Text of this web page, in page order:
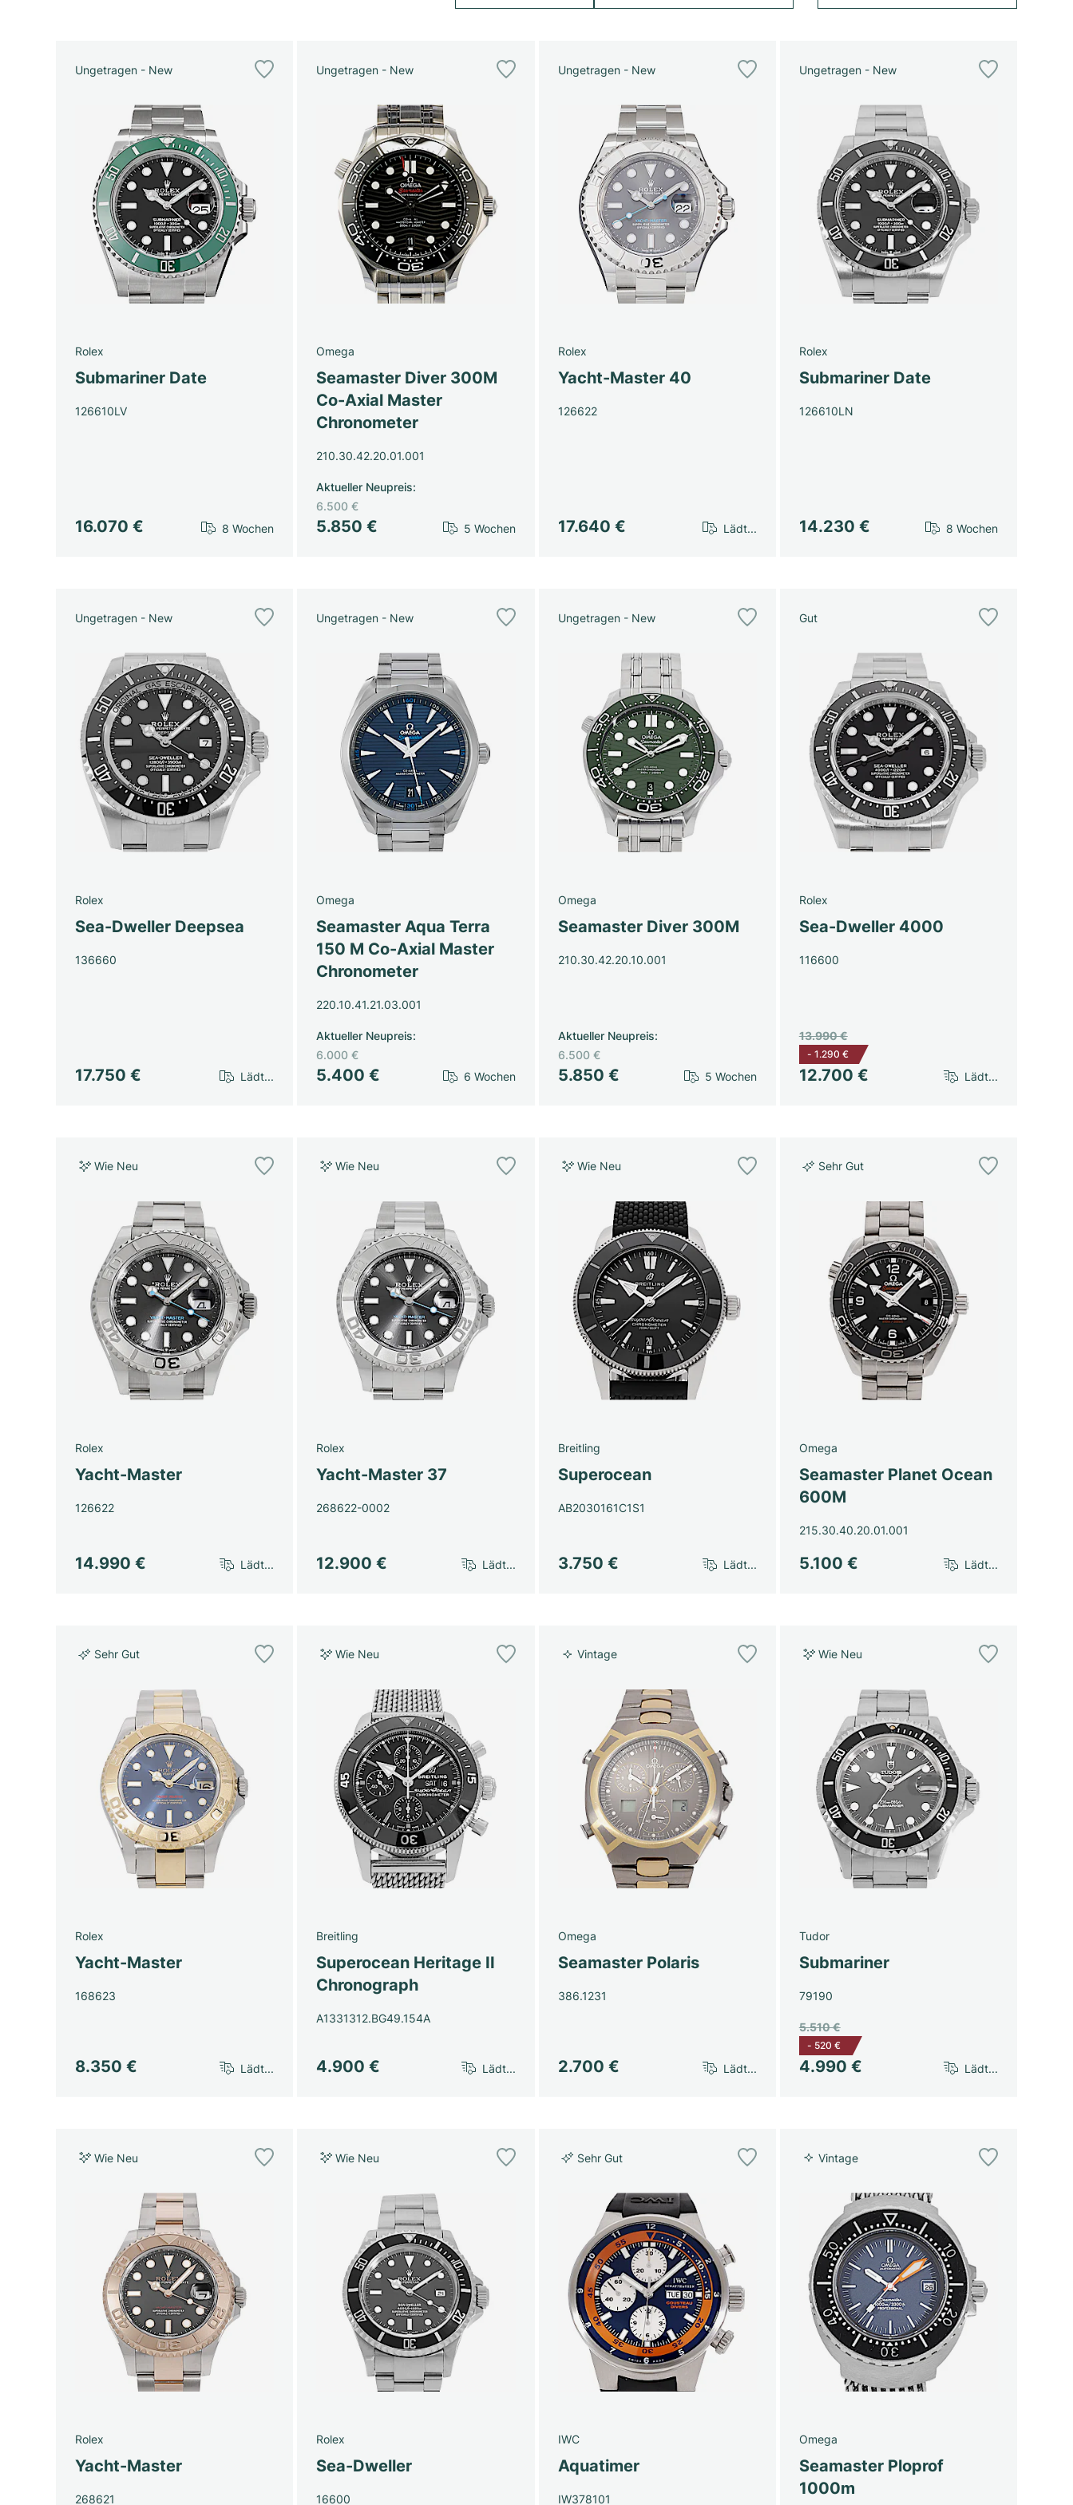
Ungetragen - New
Rolex
Submariner Date
126610LV
16.070 € 8 Wochen
Ungetragen - New
Omega
Seamaster Diver 300M
Co-Axial Master
Chronometer
210.30.42.20.01.001
5.850 €
Aktueller Neupreis:
6.500 €
5 Wochen
Ungetragen - New
Rolex
Yacht-Master 40
126622
17.640 € Lädt...
Ungetragen - New
Rolex
Submariner Date
126610LN
14.230 € 8 Wochen
Ungetragen - New
Rolex
Sea-Dweller Deepsea
136660
17.750 € Lädt...
Ungetragen - New
Omega
Seamaster Aqua Terra
150 M Co-Axial Master
Chronometer
220.10.41.21.03.001
5.400 €
Aktueller Neupreis:
6.000 €
6 Wochen
Ungetragen - New
Omega
Seamaster Diver 300M
210.30.42.20.10.001
5.850 €
Aktueller Neupreis:
6.500 €
5 Wochen
Gut
Rolex
Sea-Dweller 4000
116600
12.700 €
13.990 €
- 1.290 €
Lädt...
Wie Neu
Rolex
Yacht-Master
126622
14.990 € Lädt...
Wie Neu
Rolex
Yacht-Master 37
268622-0002
12.900 € Lädt...
Wie Neu
Breitling
Superocean
AB2030161C1S1
3.750 € Lädt...
Sehr Gut
Omega
Seamaster Planet Ocean
600M
215.30.40.20.01.001
5.100 € Lädt...
Sehr Gut
Rolex
Yacht-Master
168623
8.350 € Lädt...
Wie Neu
Breitling
Superocean Heritage II
Chronograph
A1331312.BG49.154A
4.900 € Lädt...
Vintage
Omega
Seamaster Polaris
386.1231
2.700 € Lädt...
Wie Neu
Tudor
Submariner
79190
4.990 €
5.510 €
- 520 €
Lädt...
Wie Neu
Rolex
Yacht-Master
268621
Wie Neu
Rolex
Sea-Dweller
16600
Sehr Gut
IWC
Aquatimer
IW378101
Vintage
Omega
Seamaster Ploprof
1000m